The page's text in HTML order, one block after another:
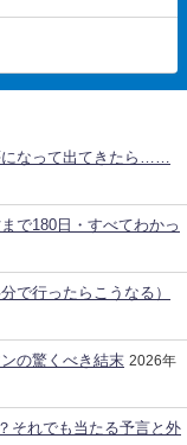
になって出てきたら……
で180日・すべてわかっ
で行ったらこうなる）
の驚くべき結末 2026年
それでも当たる予言と外